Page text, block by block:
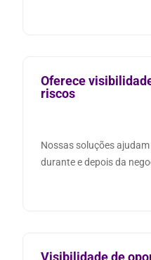
Oferece
riscos
Nossas soluções
durante e depois da